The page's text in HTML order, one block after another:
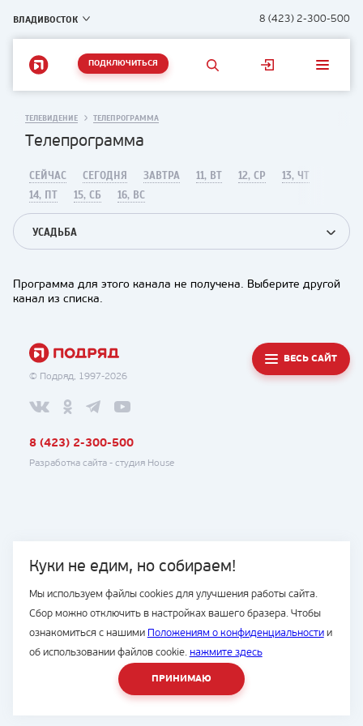
ВЛАДИВОСТОК 8 (423) 2-300-500
ПОДКЛЮЧИТЬСЯ
Куки не едим, но собираем!
Мы используем файлы cookies для улучшения работы сайта.
Сбор можно отключить в настройках вашего бразера. Чтобы
ознакомиться с нашими Положениям о конфиденциальностии
об использовании файлов cookie. нажмите здесь
ПРИНИМАЮ
ТЕЛЕВИДЕНИЕ ТЕЛЕПРОГРАММА
Телепрограмма
СЕЙЧАС СЕГОДНЯ ЗАВТРА 11, ВТ 12, СР
13, ЧТ
14, ПТ
15, СБ 16, ВС
УСАДЬБА
Программа для этого канала не получена. Выберите другой
канал из списка.
© Подряд, 1997-2026
ВЕСЬ САЙТ
8 (423) 2-300-500
Разработка сайта - студия House